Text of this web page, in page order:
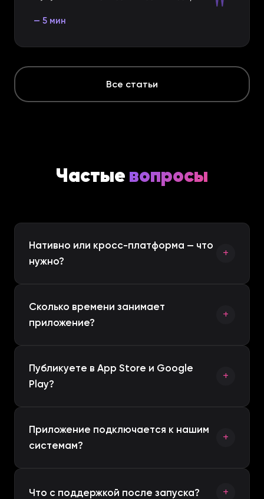
"
5 мин
Все статьи
Частыевопросы
Нативно или кросс-платформа — что
нужно?
производительности, бюджета и сроков.
Рекомендуем подходящий подход (нативно,
Сколько времени занимает
приложение?
14 недель; крупные многоролевые или
финтех — дольше. Объём и этапы согласуем
Публикуете в App Store и Google
Play?
отправляем и проходим ревью, публикуем
под вашими или нашими аккаунтами.
Приложение подключается к нашим
системам?
CRM, платежами и другими системами.
Что с поддержкой после запуска?